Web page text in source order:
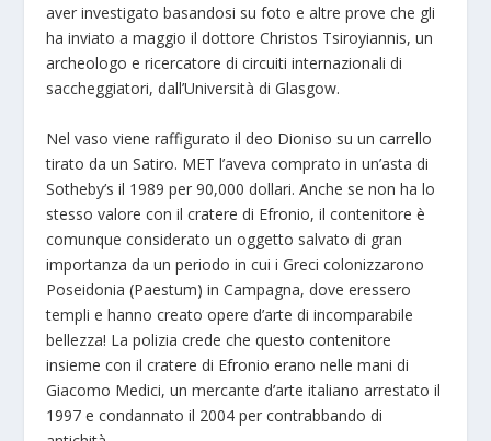
aver investigato basandosi su foto e altre prove che gli
ha inviato a maggio il dottore Christos Tsiroyiannis, un
archeologo e ricercatore di circuiti internazionali di
saccheggiatori, dall’Università di Glasgow.
Nel vaso viene raffigurato il deo Dioniso su un carrello
tirato da un Satiro. MET l’aveva comprato in un’asta di
Sotheby’s il 1989 per 90,000 dollari. Anche se non ha lo
stesso valore con il cratere di Efronio, il contenitore è
comunque considerato un oggetto salvato di gran
importanza da un periodo in cui i Greci colonizzarono
Poseidonia (Paestum) in Campagna, dove eressero
templi e hanno creato opere d’arte di incomparabile
bellezza! La polizia crede che questo contenitore
insieme con il cratere di Efronio erano nelle mani di
Giacomo Medici, un mercante d’arte italiano arrestato il
1997 e condannato il 2004 per contrabbando di